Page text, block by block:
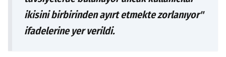
ikisini birbirinden ayırt etmekte zorlanıyor"
ifadelerine yer verildi.